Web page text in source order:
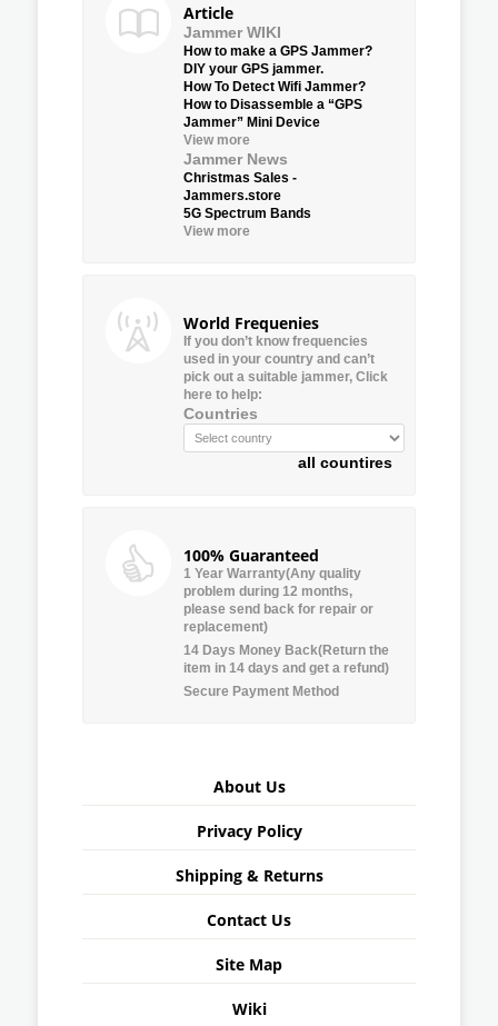
Article
Jammer WIKI
How to make a GPS Jammer?
DIY your GPS jammer.
How To Detect Wifi Jammer?
How to Disassemble a “GPS
Jammer” Mini Device
View more
Jammer News
Christmas Sales -
Jammers.store
5G Spectrum Bands
View more
World Frequenies
If you don’t know frequencies
used in your country and can’t
pick out a suitable jammer, Click
here to help:
Countries
all countires
100% Guaranteed
1 Year Warranty(Any quality
problem during 12 months,
please send back for repair or
replacement)
14 Days Money Back(Return the
item in 14 days and get a refund)
Secure Payment Method
About Us
Privacy Policy
Shipping & Returns
Contact Us
Site Map
Wiki